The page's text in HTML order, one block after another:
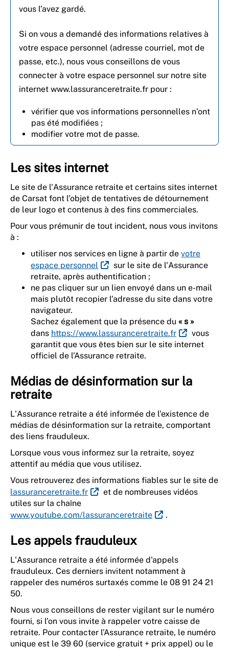
vous l’avez gardé.
Si on vous a demandé des informations relatives à
votre espace personnel (adresse courriel, mot de
passe, etc.), nous vous conseillons de vous
connecter à votre espace personnel sur notre site
internet www.lassuranceretraite.fr pour :
vérifier que vos informations personnelles n’ont
pas été modifiées ;
modifier votre mot de passe.
Les sites internet
Le site de l'Assurance retraite et certains sites internet
de Carsat font l’objet de tentatives de détournement
de leur logo et contenus à des fins commerciales.
Pour vous prémunir de tout incident, nous vous invitons
à :
utiliser nos services en ligne à partir de votre
espace personnel
sur le site de l'Assurance
retraite, après authentification ;
ne pas cliquer sur un lien envoyé dans un e-mail
mais plutôt recopier l’adresse du site dans votre
navigateur.
Sachez également que la présence du « s »
dans https://www.lassuranceretraite.fr
vous
garantit que vous êtes bien sur le site internet
officiel de l’Assurance retraite.
Médias de désinformation sur la
retraite
L'Assurance retraite a été informée de l’existence de
médias de désinformation sur la retraite, comportant
des liens frauduleux.
Lorsque vous vous informez sur la retraite, soyez
attentif au média que vous utilisez.
Vous retrouverez des informations fiables sur le site de
lassuranceretraite.fr
et de nombreuses vidéos
utiles sur la chaîne
www.youtube.com/lassuranceretraite
.
Les appels frauduleux
L'Assurance retraite a été informée d'appels
frauduleux. Ces derniers invitent notamment à
rappeler des numéros surtaxés comme le 08 91 24 21
50.
Nous vous conseillons de rester vigilant sur le numéro
fourni, si l’on vous invite à rappeler votre caisse de
retraite. Pour contacter l’Assurance retraite, le numéro
unique est le 39 60 (service gratuit + prix appel) ou le